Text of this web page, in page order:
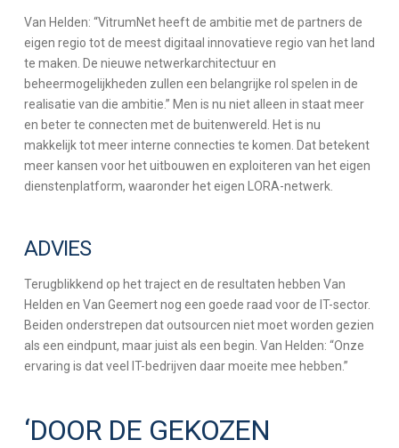
Van Helden: “VitrumNet heeft de ambitie met de partners de
eigen regio tot de meest digitaal innovatieve regio van het land
te maken. De nieuwe netwerkarchitectuur en
beheermogelijkheden zullen een belangrijke rol spelen in de
realisatie van die ambitie.” Men is nu niet alleen in staat meer
en beter te connecten met de buitenwereld. Het is nu
makkelijk tot meer interne connecties te komen. Dat betekent
meer kansen voor het uitbouwen en exploiteren van het eigen
dienstenplatform, waaronder het eigen LORA-netwerk.
ADVIES
Terugblikkend op het traject en de resultaten hebben Van
Helden en Van Geemert nog een goede raad voor de IT-sector.
Beiden onderstrepen dat outsourcen niet moet worden gezien
als een eindpunt, maar juist als een begin. Van Helden: “Onze
ervaring is dat veel IT-bedrijven daar moeite mee hebben.”
‘DOOR DE GEKOZEN